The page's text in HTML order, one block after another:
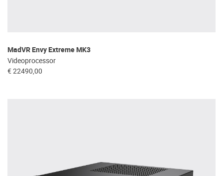
MadVR Envy Extreme MK3
Videoprocessor
€ 22490,00